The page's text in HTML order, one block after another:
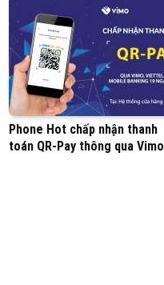
Phone Hot chấp nhận thanh
toán QR-Pay thông qua Vimo